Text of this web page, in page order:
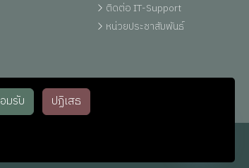
ติดต่อ IT-Support
หน่วยประชาสัมพันธ์
มรับ ปฏิเสธ